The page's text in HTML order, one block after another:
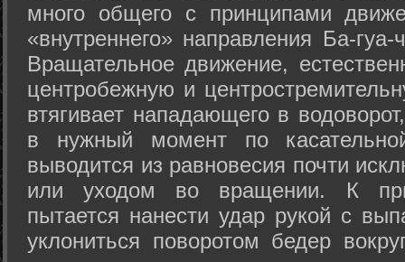
много общего с принципами
«внутреннего» направления Ба-
Вращательное движение,
центробежную и
втягивает нападающего в
в нужный момент по
выводится из равновесия почти
или уходом во вращении. К
пытается нанести удар рукой с
уклониться поворотом бедер